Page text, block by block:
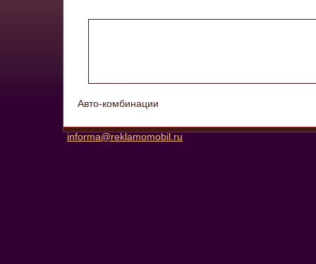
Авто-комбинации
informa@reklamomobil.ru